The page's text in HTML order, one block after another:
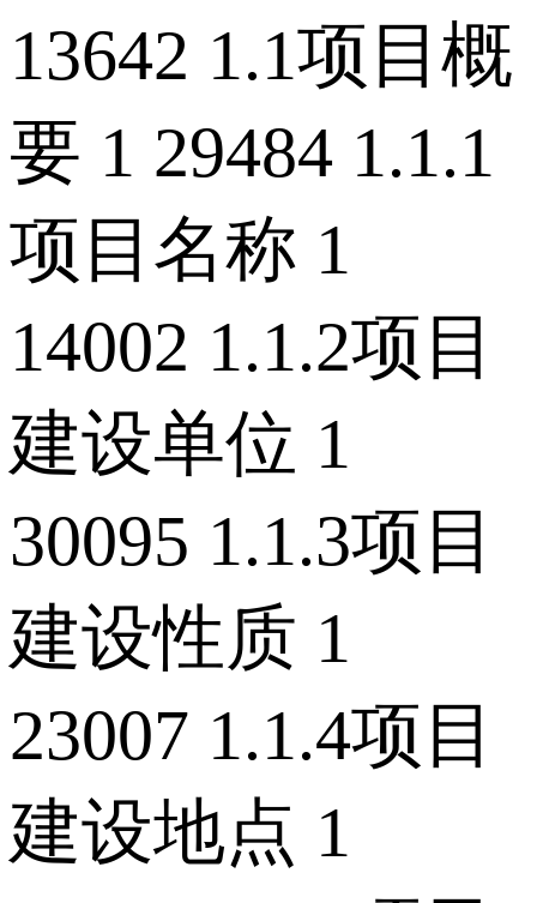
13642 1.1项目概
要 1 29484 1.1.1
项目名称 1
14002 1.1.2项目
建设单位 1
30095 1.1.3项目
建设性质 1
23007 1.1.4项目
建设地点 1